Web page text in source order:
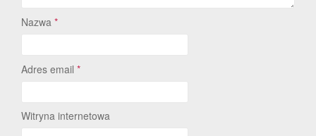
Nazwa *
Adres email *
Witryna internetowa